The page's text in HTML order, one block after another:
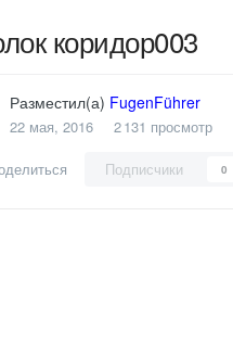
коридор003
Разместил(а) FugenFührer
22 мая, 2016 2 131 просмотр
Подписчики 0